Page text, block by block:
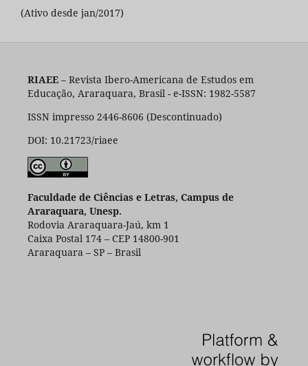
(Ativo desde jan/2017)
RIAEE– Revista Ibero-Americana de Estudos em
Educação, Araraquara, Brasil - e-ISSN: 1982-5587
ISSN impresso 2446-8606 (Descontinuado)
DOI: 10.21723/riaee
Faculdade de Ciências e Letras, Campus de
Araraquara, Unesp.
Rodovia Araraquara-Jaú, km 1
Caixa Postal 174 – CEP 14800-901
Araraquara – SP – Brasil